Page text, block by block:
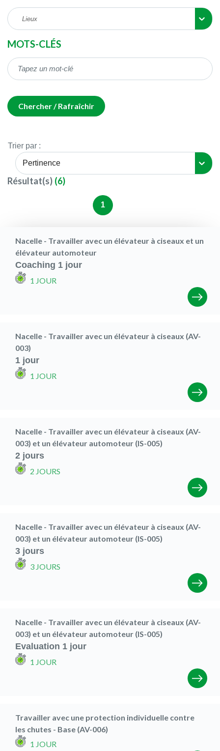
Lieux
MOTS-CLÉS
Chercher / Rafraîchir
Trier par :
Pertinence
Résultat(s) (6)
1
Nacelle - Travailler avec un élévateur à ciseaux et un
élévateur automoteur
Coaching 1 jour
1 JOUR
Nacelle - Travailler avec un élévateur à ciseaux (AV-
003)
1 jour
1 JOUR
Nacelle - Travailler avec un élévateur à ciseaux (AV-
003) et un élévateur automoteur (IS-005)
2 jours
2 JOURS
Nacelle - Travailler avec un élévateur à ciseaux (AV-
003) et un élévateur automoteur (IS-005)
3 jours
3 JOURS
Nacelle - Travailler avec un élévateur à ciseaux (AV-
003) et un élévateur automoteur (IS-005)
Evaluation 1 jour
1 JOUR
Travailler avec une protection individuelle contre
les chutes - Base (AV-006)
1 JOUR